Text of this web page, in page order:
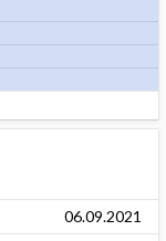
06.09.2021